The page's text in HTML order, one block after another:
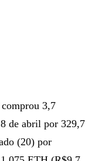
3,7
de abril por 329,7
(20) por